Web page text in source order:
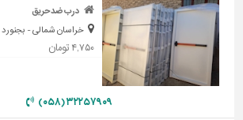
ابزار،یراق
ماشین
آلات
برقی،روشنایی،ایمنی
درب ضدحریق
خراسان شمالی - بجنورد
۴,۷۵۰ تومان
۳۲۲۵۷۹۰۹ (۰۵۸)